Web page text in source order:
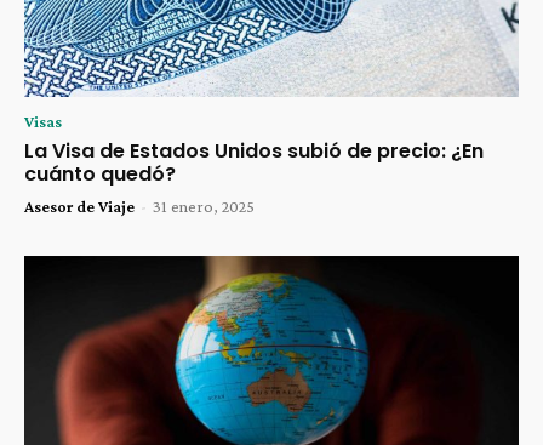
Visas
La Visa de Estados Unidos subió de precio: ¿En
cuánto quedó?
Asesor de Viaje - 31 enero, 2025